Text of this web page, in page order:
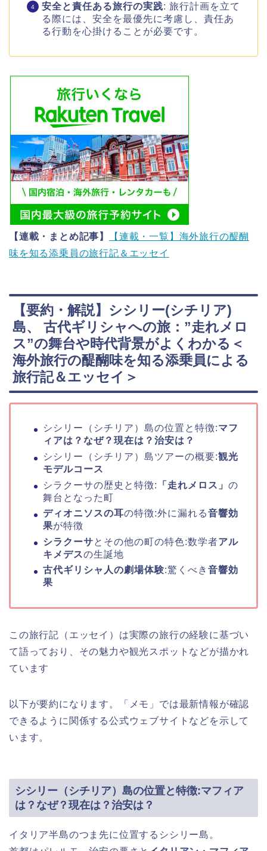
安全と責任ある旅行の実践: 旅行計画を立て
る際には、安全を最優先に考慮し、責任あ
る行動を心掛けることが必要です。
【連載・まとめ記事】
【連載・一覧】海外旅行の醍醐
味を知る添乗員の旅行記＆エッセイ
【要約・解説】シシリー(シチリア)
島、 古代ギリシャへの旅：”走れメロ
ス”の舞台や時代背景がよくわかる＜
海外旅行の醍醐味を知る添乗員による
旅行記＆エッセイ＞
シシリー（シチリア）島の位置と特徴:マフ
ィアは？なぜ？現在は？治安は？
シシリー（シチリア）島ツアーの概要:観光
モデルコース
シラクーサの歴史と特徴:
「走れメロス」 の
舞台となった町
ディオニソスの耳の特徴:外に漏れる音響効
果が特徴
シラクーサとその他の町の特色:数学者アル
キメデスの生誕地
古代ギリシャ人の劇場体験:驚くべき 音響効
果
この旅行記（エッセイ）は実際の旅行の経験に基づい
て語っており、その魅力や観光スポットなどが描かれ
ています
以下が要約になります。「メモ」では最新情報が確認
できるように関係する公式ウェブサイトなどを示して
います。
シシリー（シチリア）島の位置と特徴:マフィア
は？なぜ？現在は？治安は？
イタリア半島のつま先に位置するシシリー島。